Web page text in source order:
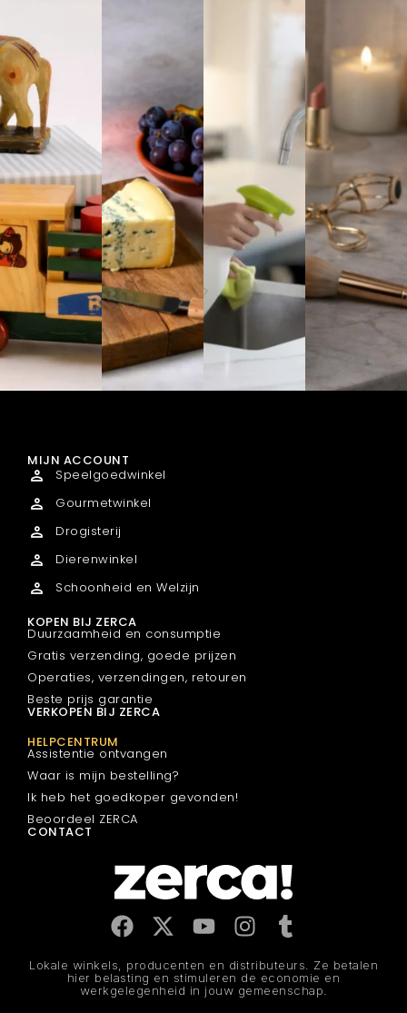
Lokale winkels, producenten en distributeurs. Ze betalen
hier belasting en stimuleren de economie en
werkgelegenheid in jouw gemeenschap.
MIJN ACCOUNT
Speelgoedwinkel
Gourmetwinkel
Drogisterij
Dierenwinkel
Schoonheid en Welzijn
KOPEN BIJ ZERCA
Duurzaamheid en consumptie
Gratis verzending, goede prijzen
Operaties, verzendingen, retouren
Beste prijs garantie
VERKOPEN BIJ ZERCA
HELPCENTRUM
Assistentie ontvangen
Waar is mijn bestelling?
Ik heb het goedkoper gevonden!
Beoordeel ZERCA
CONTACT